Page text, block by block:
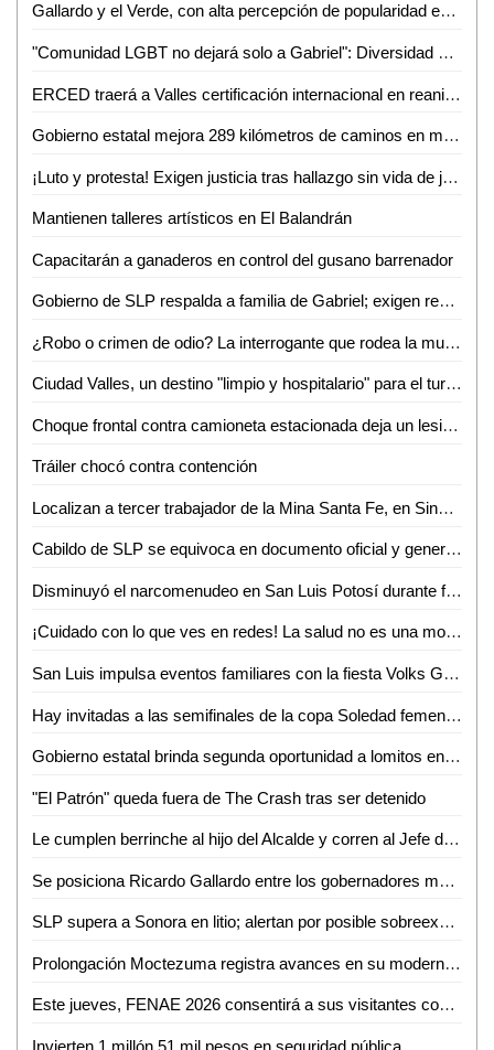
Gallardo y el Verde, con alta percepción de popularidad en SLP: Roy Campos
"Comunidad LGBT no dejará solo a Gabriel": Diversidad e Igualdad alza la voz por su asesinato
ERCED traerá a Valles certificación internacional en reanimación cardiopulmonar
Gobierno estatal mejora 289 kilómetros de caminos en marzo
¡Luto y protesta! Exigen justicia tras hallazgo sin vida de joven enfermero vallense
Mantienen talleres artísticos en El Balandrán
Capacitarán a ganaderos en control del gusano barrenador
Gobierno de SLP respalda a familia de Gabriel; exigen resultados a la Fiscalía de Valles
¿Robo o crimen de odio? La interrogante que rodea la muerte de Gabriel García Balleza
Ciudad Valles, un destino "limpio y hospitalario" para el turismo nacional: Ana Pelayo
Choque frontal contra camioneta estacionada deja un lesionado en la colonia Obrera
Tráiler chocó contra contención
Localizan a tercer trabajador de la Mina Santa Fe, en Sinaloa
Cabildo de SLP se equivoca en documento oficial y genera confusión en cambio de nombre de avenida
Disminuyó el narcomenudeo en San Luis Potosí durante febrero
¡Cuidado con lo que ves en redes! La salud no es una moda, advierte nutrióloga
San Luis impulsa eventos familiares con la fiesta Volks Girls
Hay invitadas a las semifinales de la copa Soledad femenil 2026
Gobierno estatal brinda segunda oportunidad a lomitos en la Guardia Civil
"El Patrón" queda fuera de The Crash tras ser detenido
Le cumplen berrinche al hijo del Alcalde y corren al Jefe de la GCE
Se posiciona Ricardo Gallardo entre los gobernadores mejor evaluados del país
SLP supera a Sonora en litio; alertan por posible sobreexplotación
Prolongación Moctezuma registra avances en su modernización
Este jueves, FENAE 2026 consentirá a sus visitantes con enchiladas y bebidas gratis
Invierten 1 millón 51 mil pesos en seguridad pública